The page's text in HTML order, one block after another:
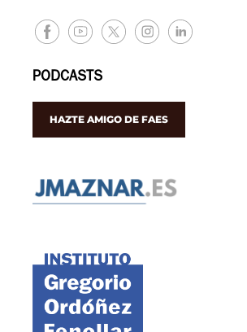
PODCASTS
HAZTE AMIGO DE FAES